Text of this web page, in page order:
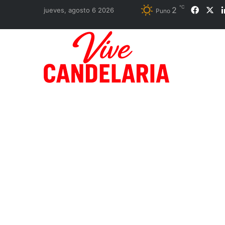
jueves, agosto 6 2026 Puno 2 ℃